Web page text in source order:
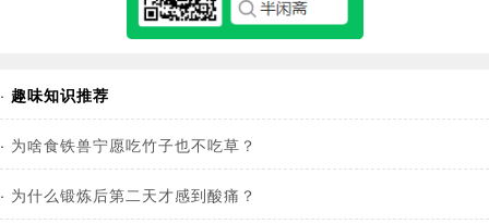
· 趣味知识推荐
· 为啥食铁兽宁愿吃竹子也不吃草？
· 为什么锻炼后第二天才感到酸痛？